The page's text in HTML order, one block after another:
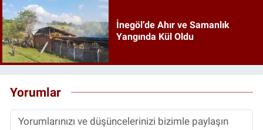
İnegöl’de Ahır ve Samanlık
Yangında Kül Oldu
Yorumlar